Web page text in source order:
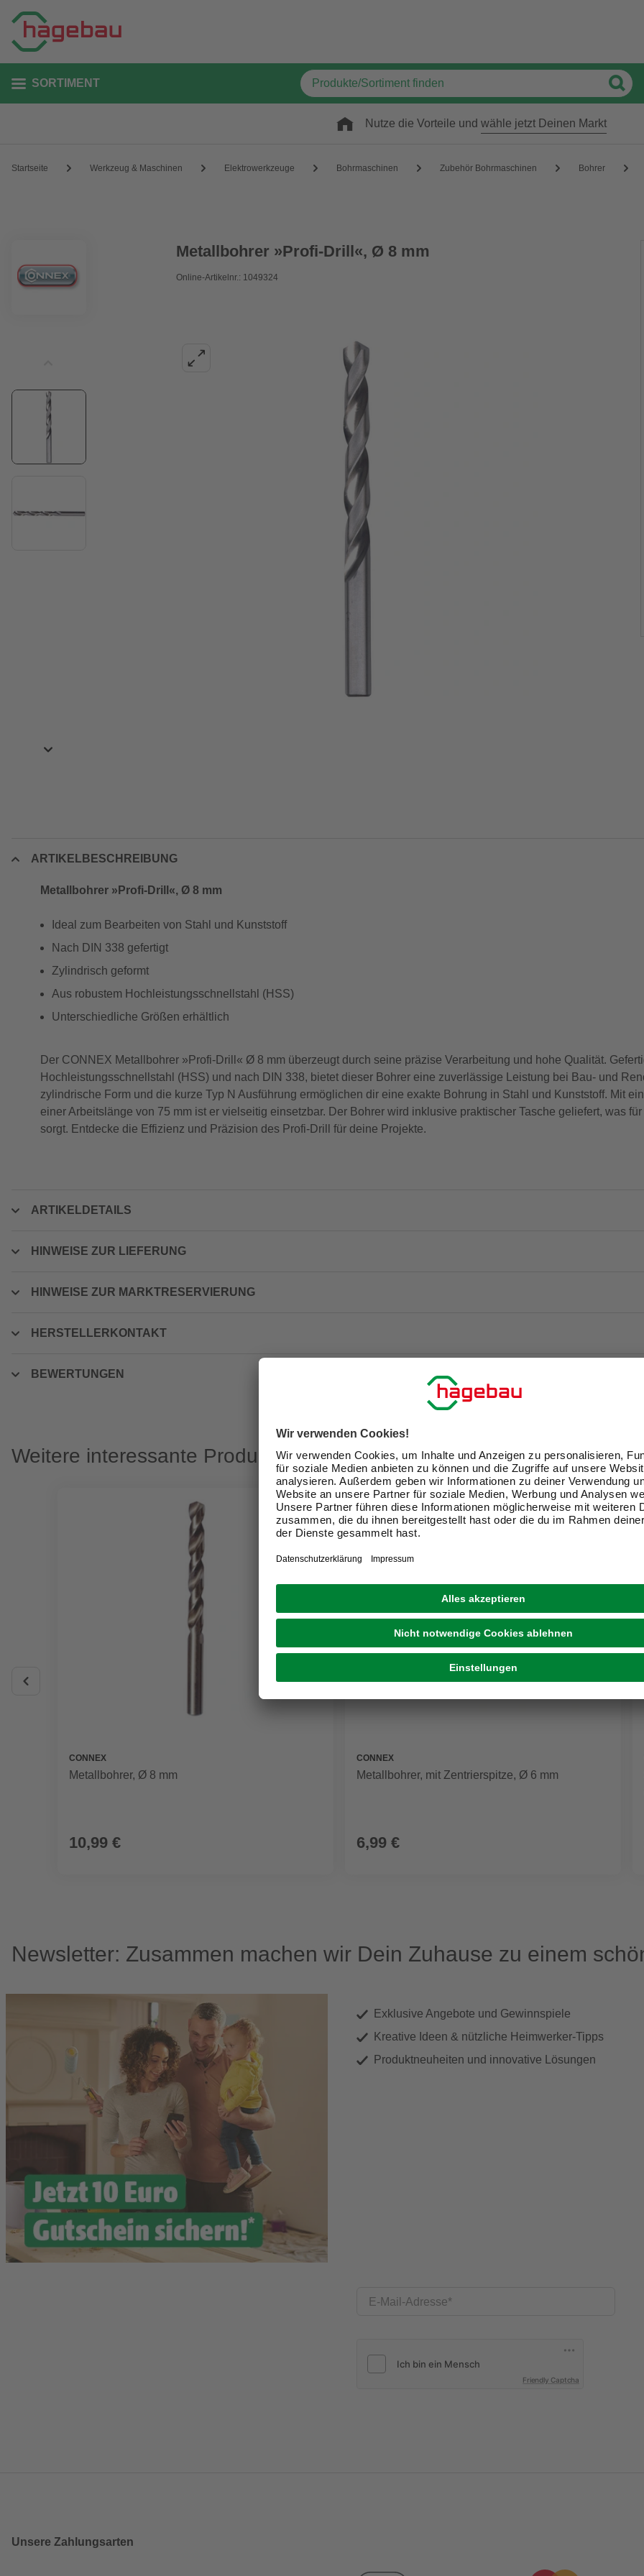
SORTIMENT
Nutze die Vorteile und wähle jetzt Deinen Markt
Startseite Werkzeug & Maschinen Elektrowerkzeuge Bohrmaschinen Zubehör Bohrmaschinen Bohrer
Metallbohrer »Profi-Drill«, Ø 8 mm
Online-Artikelnr.: 1049324
ARTIKELBESCHREIBUNG
Metallbohrer »Profi-Drill«, Ø 8 mm
Ideal zum Bearbeiten von Stahl und Kunststoff
Nach DIN 338 gefertigt
Zylindrisch geformt
Aus robustem Hochleistungsschnellstahl (HSS)
Unterschiedliche Größen erhältlich
Der CONNEX Metallbohrer »Profi-Drill« Ø 8 mm überzeugt durch seine präzise Verarbeitung und hohe Qualität.
Hochleistungsschnellstahl (HSS) und nach DIN 338, bietet dieser Bohrer eine zuverlässige Leistung bei Bau- und
zylindrische Form und die kurze Typ N Ausführung ermöglichen dir eine exakte Bohrung in Stahl und Kunststoff. Mit
einer Arbeitslänge von 75 mm ist er vielseitig einsetzbar. Der Bohrer wird inklusive praktischer Tasche geliefert, was
sorgt. Entdecke die Effizienz und Präzision des Profi-Drill für deine Projekte.
ARTIKELDETAILS
HINWEISE ZUR LIEFERUNG
HINWEISE ZUR MARKTRESERVIERUNG
HERSTELLERKONTAKT
BEWERTUNGEN
Weitere interessante Produkte
CONNEX
Metallbohrer, Ø 8 mm
10,99 €
CONNEX
Metallbohrer, mit Zentrierspitze, Ø 6 mm
6,99 €
Newsletter: Zusammen machen wir Dein Zuhause zu einem
Exklusive Angebote und Gewinnspiele
Kreative Ideen & nützliche Heimwerker-Tipps
Produktneuheiten und innovative Lösungen
E-Mail-Adresse
Friendly Captcha
Unsere Zahlungsarten